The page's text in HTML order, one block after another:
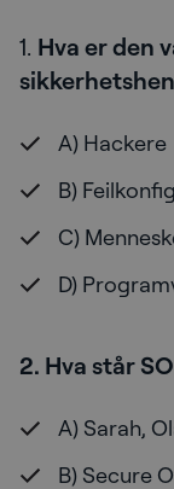
1. Hva er den
A) Hackere
B)
C)
D)
2. Hva står
A) Sarah,
B) Secure